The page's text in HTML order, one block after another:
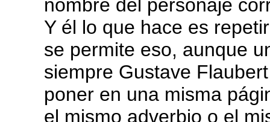
nombre del personaje
Y él lo que hace es
se permite eso, aunque
siempre Gustave
poner en una misma
el mismo adverbio o el